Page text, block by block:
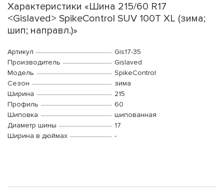
Характеристики «Шина 215/60 R17
<Gislaved> SpikeControl SUV 100T XL (зима;
шип; направл.)»
Артикул
Gis17-35
Производитель
Gislaved
Модель
SpikeControl
Сезон
зима
Ширина
215
Профиль
60
Шиповка
шипованная
Диаметр шины
17
Ширина в дюймах
-